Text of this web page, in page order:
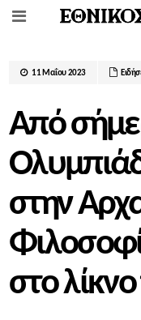
11 Μαΐου 2023
Από
στην
στο λίκνο